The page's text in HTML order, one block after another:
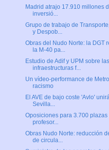
Madrid atrajo 17.910 millones
inversió...
Grupo de trabajo de
y Despob...
Obras del Nudo Norte: la DGT
la M-40 pa...
Estudio de Adif y UPM sobre las
infraestructuras f...
Un vídeo-performance de
racismo
El AVE de bajo coste 'Avlo'
Sevilla...
Oposiciones para 3.700 plazas
profesor...
Obras Nudo Norte: reducción
de circula...